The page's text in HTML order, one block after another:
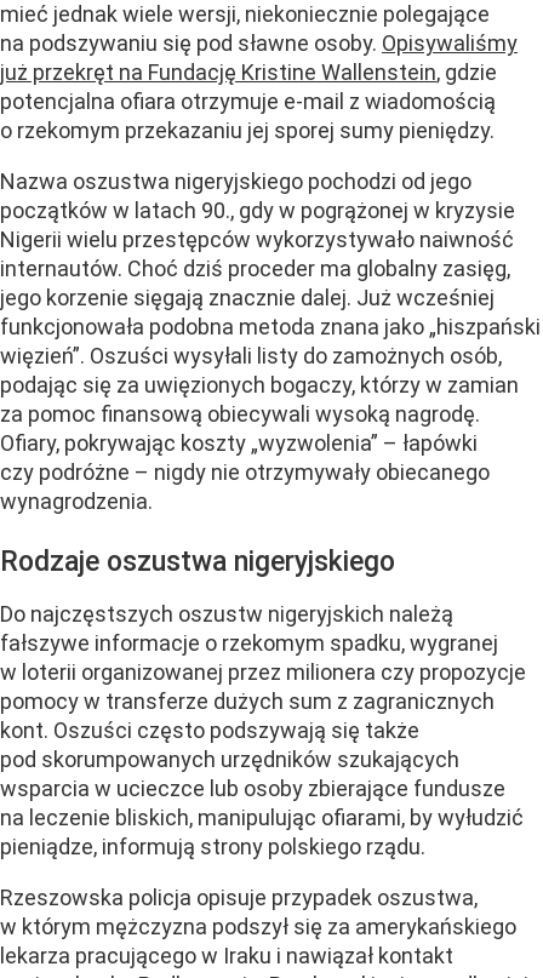
mieć jednak wiele wersji, niekoniecznie polegające
na podszywaniu się pod sławne osoby. Opisywaliśmy
już przekręt na Fundację Kristine Wallenstein, gdzie
potencjalna ofiara otrzymuje e-mail z wiadomością
o rzekomym przekazaniu jej sporej sumy pieniędzy.
Nazwa oszustwa nigeryjskiego pochodzi od jego
początków w latach 90., gdy w pogrążonej w kryzysie
Nigerii wielu przestępców wykorzystywało naiwność
internautów. Choć dziś proceder ma globalny zasięg,
jego korzenie sięgają znacznie dalej. Już wcześniej
funkcjonowała podobna metoda znana jako „hiszpański
więzień”. Oszuści wysyłali listy do zamożnych osób,
podając się za uwięzionych bogaczy, którzy w zamian
za pomoc finansową obiecywali wysoką nagrodę.
Ofiary, pokrywając koszty „wyzwolenia” – łapówki
czy podróżne – nigdy nie otrzymywały obiecanego
wynagrodzenia.
Rodzaje oszustwa nigeryjskiego
Do najczęstszych oszustw nigeryjskich należą
fałszywe informacje o rzekomym spadku, wygranej
w loterii organizowanej przez milionera czy propozycje
pomocy w transferze dużych sum z zagranicznych
kont. Oszuści często podszywają się także
pod skorumpowanych urzędników szukających
wsparcia w ucieczce lub osoby zbierające fundusze
na leczenie bliskich, manipulując ofiarami, by wyłudzić
pieniądze, informują strony polskiego rządu.
Rzeszowska policja opisuje przypadek oszustwa,
w którym mężczyzna podszył się za amerykańskiego
lekarza pracującego w Iraku i nawiązał kontakt